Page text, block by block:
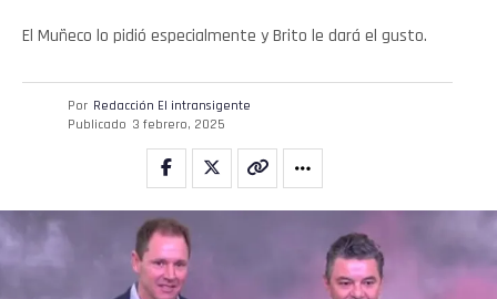
El Muñeco lo pidió especialmente y Brito le dará el gusto.
Por Redacción El intransigente
Publicado 3 febrero, 2025